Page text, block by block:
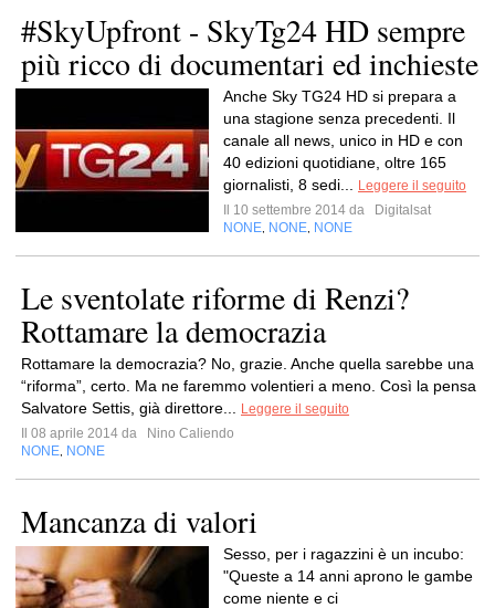
#SkyUpfront - SkyTg24 HD sempre
più ricco di documentari ed inchieste
Anche Sky TG24 HD si prepara a
una stagione senza precedenti. Il
canale all news, unico in HD e con
40 edizioni quotidiane, oltre 165
giornalisti, 8 sedi...
Leggere il seguito
Il 10 settembre 2014 da
Digitalsat
NONE NONE NONE
Le sventolate riforme di Renzi?
Rottamare la democrazia
Rottamare la democrazia? No, grazie. Anche quella sarebbe una
“riforma”, certo. Ma ne faremmo volentieri a meno. Così la pensa
Salvatore Settis, già direttore...
Leggere il seguito
Il 08 aprile 2014 da
Nino Caliendo
NONE NONE
Mancanza di valori
Sesso, per i ragazzini è un incubo:
"Queste a 14 anni aprono le gambe
come niente e ci